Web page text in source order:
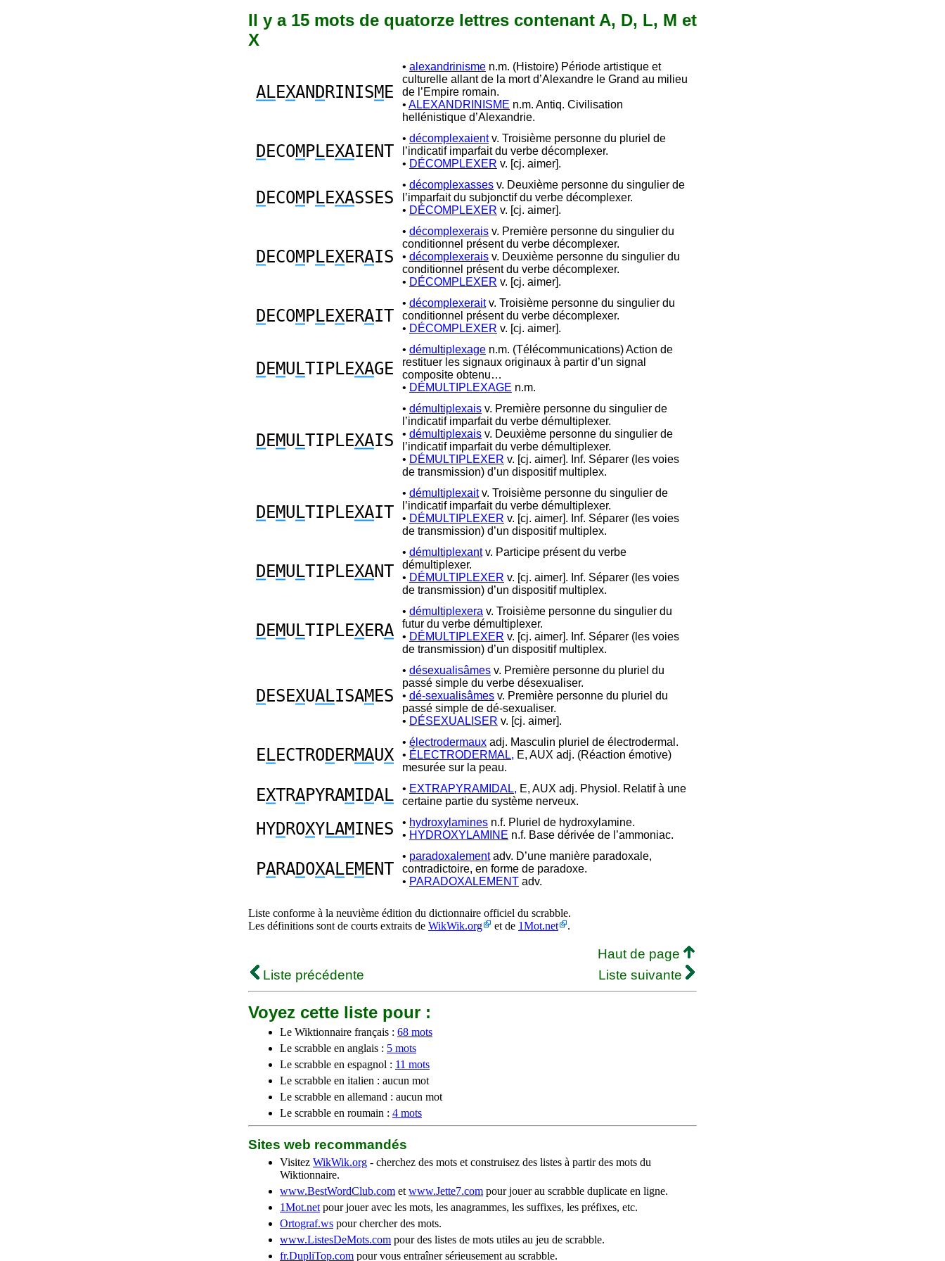
Il y a 15 mots de quatorze lettres contenant A, D, L, M et
X
ALEXAN DRINISM E
• alexandrinisme n.m. (Histoire) Période artistique et
culturelle allant de la mort d’Alexandre le Grand au milieu
de l’Empire romain.
• ALEXANDRINISME n.m. Antiq. Civilisation
hellénistique d’Alexandrie.
DECOM PLEXAIENT
• décomplexaientv. Troisième personne du pluriel de
l’indicatif imparfait du verbe décomplexer.
• DÉCOMPLEXER v. [cj. aimer].
DECOM PLEXASSES
• décomplexasses v. Deuxième personne du singulier de
l’imparfait du subjonctif du verbe décomplexer.
• DÉCOMPLEXER v. [cj. aimer].
DECOM PLEXERAIS
• décomplexerais v. Première personne du singulier du
conditionnel présent du verbe décomplexer.
• décomplexerais v. Deuxième personne du singulier du
conditionnel présent du verbe décomplexer.
• DÉCOMPLEXER v. [cj. aimer].
DECOM PLEXERAIT
• décomplexeraitv. Troisième personne du singulier du
conditionnel présent du verbe décomplexer.
• DÉCOMPLEXER v. [cj. aimer].
DEMU LTIPLEXAGE
• démultiplexage n.m. (Télécommunications) Action de
restituer les signaux originaux à partir d’un signal
composite obtenu…
• DÉMULTIPLEXAGE n.m.
DEMU LTIPLEXAIS
• démultiplexais v. Première personne du singulier de
l’indicatif imparfait du verbe démultiplexer.
• démultiplexais v. Deuxième personne du singulier de
l’indicatif imparfait du verbe démultiplexer.
• DÉMULTIPLEXER v. [cj. aimer]. Inf. Séparer (les voies
de transmission) d’un dispositif multiplex.
DEMU LTIPLEXAIT
• démultiplexaitv. Troisième personne du singulier de
l’indicatif imparfait du verbe démultiplexer.
• DÉMULTIPLEXER v. [cj. aimer]. Inf. Séparer (les voies
de transmission) d’un dispositif multiplex.
DEMU LTIPLEXANT
• démultiplexantv. Participe présent du verbe
démultiplexer.
• DÉMULTIPLEXER v. [cj. aimer]. Inf. Séparer (les voies
de transmission) d’un dispositif multiplex.
DEMU LTIPLEXERA
• démultiplexera v. Troisième personne du singulier du
futur du verbe démultiplexer.
• DÉMULTIPLEXER v. [cj. aimer]. Inf. Séparer (les voies
de transmission) d’un dispositif multiplex.
DESEXUALISAM ES
• désexualisâmes v. Première personne du pluriel du
passé simple du verbe désexualiser.
• dé-sexualisâmes v. Première personne du pluriel du
passé simple de dé-sexualiser.
• DÉSEXUALISER v. [cj. aimer].
E LECTRODERMAUX
• électrodermaux adj. Masculin pluriel de électrodermal.
• ÉLECTRODERMAL, E, AUX adj. (Réaction émotive)
mesurée sur la peau.
EXTRAPYRAMI DAL • EXTRAPYRAMIDAL, E, AUX adj. Physiol. Relatif à une
certaine partie du système nerveux.
HYDROXYLAMINES • hydroxylamines n.f. Pluriel de hydroxylamine.
• HYDROXYLAMINE n.f. Base dérivée de l’ammoniac.
PARADOXALEM ENT
• paradoxalementadv. D’une manière paradoxale,
contradictoire, en forme de paradoxe.
• PARADOXALEMENT adv.
Liste conforme à la neuvième édition du dictionnaire officiel du scrabble.
Les définitions sont de courts extraits de WikWik.org et de 1Mot.net .
Haut de page
Liste précédente
Liste suivante
Voyez cette liste pour :
Le Wiktionnaire français : 68 mots
Le scrabble en anglais : 5 mots
Le scrabble en espagnol : 11 mots
Le scrabble en italien : aucun mot
Le scrabble en allemand : aucun mot
Le scrabble en roumain : 4 mots
Sites web recommandés
Visitez WikWik.org - cherchez des mots et construisez des listes à partir des mots du
Wiktionnaire.
www.BestWordClub.com et www.Jette7.com pour jouer au scrabble duplicate en ligne.
1Mot.net pour jouer avec les mots, les anagrammes, les suffixes, les préfixes, etc.
Ortograf.ws pour chercher des mots.
www.ListesDeMots.com pour des listes de mots utiles au jeu de scrabble.
fr.DupliTop.com pour vous entraîner sérieusement au scrabble.